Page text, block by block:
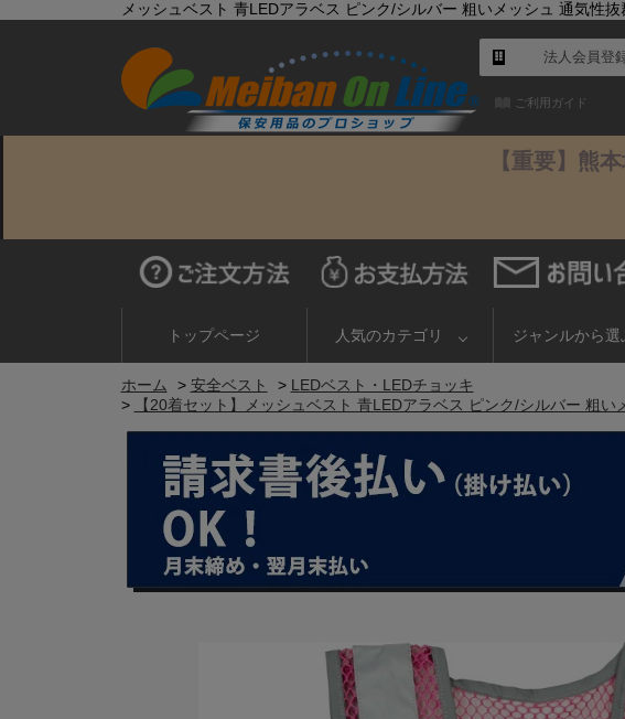
メッシュベスト 青LEDアラベス ピンク/シルバー 粗いメッシュ 通気性
法人会員登
ご利用ガイド
【重要】熊
トップページ 人気のカテゴリ ジャンルから選
ホーム > 安全ベスト > LEDベスト・LEDチョッキ
>
【20着セット】メッシュベスト 青LEDアラベス ピンク/シルバー 粗